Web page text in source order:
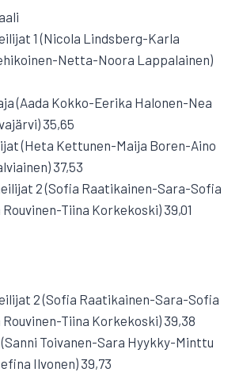
1 (Nicola Lindsberg-Karla
Netta-Noora Lappalainen)
(Aada Kokko-Eerika Halonen-Nea
35,65
(Heta Kettunen-Maija Boren-Aino
37,53
2 (Sofia Raatikainen-Sara-Sofia
Tiina Korkekoski) 39,01
2 (Sofia Raatikainen-Sara-Sofia
Tiina Korkekoski) 39,38
(Sanni Toivanen-Sara Hyykky-Minttu
Ilvonen) 39,73